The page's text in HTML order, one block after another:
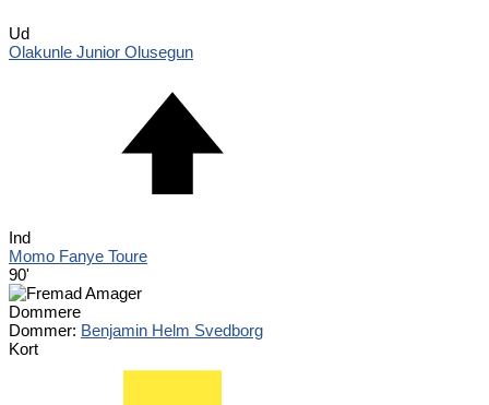
Ud
Olakunle Junior Olusegun
Ind
Momo Fanye Toure
90'
Dommere
Dommer: Benjamin Helm Svedborg
Kort